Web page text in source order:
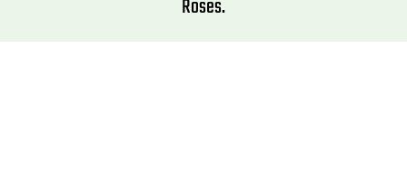
Roses.